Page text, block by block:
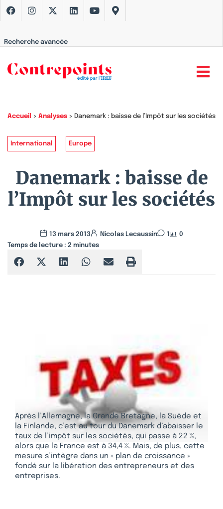
Recherche avancée
Accueil > Analyses > Danemark : baisse de l’Impôt sur les sociétés
International Europe
Danemark : baisse de
l’Impôt sur les sociétés
13 mars 2013 Nicolas Lecaussin 1
0
Temps de lecture : 2 minutes
Après l’Allemagne, la Grande Bretagne, la Suède et
la Finlande, c’est au tour du Danemark d’abaisser le
taux de l’impôt sur les sociétés, qui passe à 22 %,
alors que la France est à 34,4 %. Mais, de plus, cette
mesure s’intègre dans un « plan de croissance »
fondé sur la libération des entrepreneurs et des
entreprises.